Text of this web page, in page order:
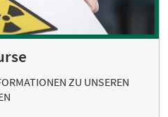
ZU UNSEREN